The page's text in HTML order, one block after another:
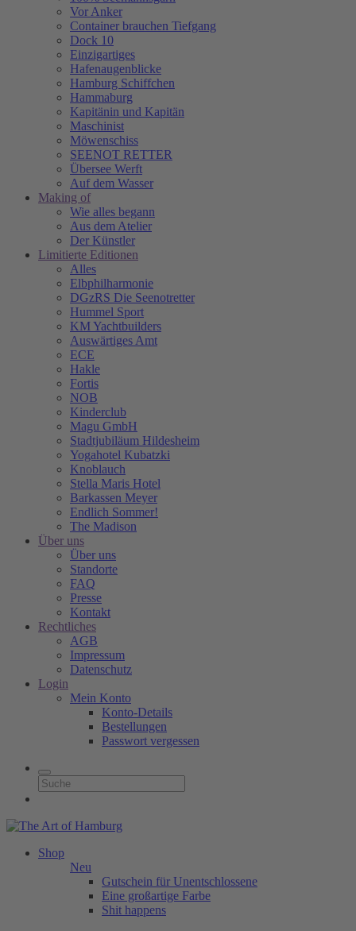
Vor Anker
Container brauchen Tiefgang
Dock 10
Einzigartiges
Hafenaugen­blicke
Hamburg Schiffchen
Hammaburg
Kapitänin und Kapitän
Maschinist
Möwenschiss
SEENOT RETTER
Übersee Werft
Auf dem Wasser
Making of
Wie alles begann
Aus dem Atelier
Der Künstler
Limitierte Editionen
Alles
Elbphilharmonie
DGzRS Die Seenotretter
Hummel Sport
KM Yachtbuilders
Auswärtiges Amt
ECE
Hakle
Fortis
NOB
Kinderclub
Magu GmbH
Stadtjubiläum Hildesheim
Yogahotel Kubatzki
Knoblauch
Stella Maris Hotel
Barkassen Meyer
Endlich Sommer!
The Madison
Über uns
Über uns
Standorte
FAQ
Presse
Kontakt
Rechtliches
AGB
Impressum
Datenschutz
Login
Mein Konto
Konto-Details
Bestellungen
Passwort vergessen
Shop
Neu
Gutschein für Unentschlossene
Eine großartige Farbe
Shit happens